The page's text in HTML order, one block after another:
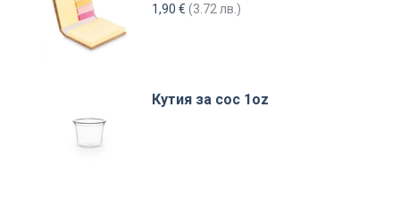
1,90 € (3.72 лв.)
Кутия за сос 1oz